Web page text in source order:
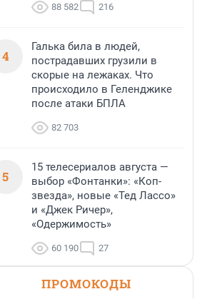
88 582 216
4
Галька била в людей,
пострадавших грузили в
скорые на лежаках. Что
происходило в Геленджике
после атаки БПЛА
82 703
5
15 телесериалов августа —
выбор «Фонтанки»: «Коп-
звезда», новые «Тед Лассо»
и «Джек Ричер»,
«Одержимость»
60 190 27
ПРОМОКОДЫ